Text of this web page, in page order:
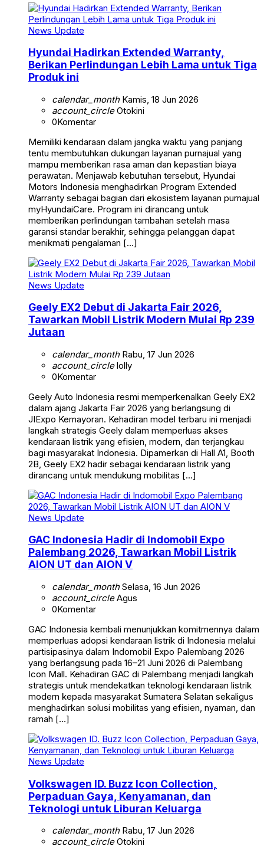
News Update
Hyundai Hadirkan Extended Warranty,
Berikan Perlindungan Lebih Lama untuk Tiga
Produk ini
calendar_monthKamis, 18 Jun 2026
account_circleOtokini
0Komentar
Memiliki kendaraan dalam jangka waktu yang panjang
tentu membutuhkan dukungan layanan purnajual yang
mampu memberikan rasa aman dan kepastian biaya
perawatan. Menjawab kebutuhan tersebut, Hyundai
Motors Indonesia menghadirkan Program Extended
Warranty sebagai bagian dari ekosistem layanan purnajual
myHyundaiCare. Program ini dirancang untuk
memberikan perlindungan tambahan setelah masa
garansi standar berakhir, sehingga pelanggan dapat
menikmati pengalaman […]
News Update
Geely EX2 Debut di Jakarta Fair 2026,
Tawarkan Mobil Listrik Modern Mulai Rp 239
Jutaan
calendar_monthRabu, 17 Jun 2026
account_circlelolly
0Komentar
Geely Auto Indonesia resmi memperkenalkan Geely EX2
dalam ajang Jakarta Fair 2026 yang berlangsung di
JIExpo Kemayoran. Kehadiran model terbaru ini menjadi
langkah strategis Geely dalam memperluas akses
kendaraan listrik yang efisien, modern, dan terjangkau
bagi masyarakat Indonesia. Dipamerkan di Hall A1, Booth
2B, Geely EX2 hadir sebagai kendaraan listrik yang
dirancang untuk mendukung mobilitas […]
News Update
GAC Indonesia Hadir di Indomobil Expo
Palembang 2026, Tawarkan Mobil Listrik
AION UT dan AION V
calendar_monthSelasa, 16 Jun 2026
account_circleAgus
0Komentar
GAC Indonesia kembali menunjukkan komitmennya dalam
memperluas adopsi kendaraan listrik di Indonesia melalui
partisipasinya dalam Indomobil Expo Palembang 2026
yang berlangsung pada 16–21 Juni 2026 di Palembang
Icon Mall. Kehadiran GAC di Palembang menjadi langkah
strategis untuk mendekatkan teknologi kendaraan listrik
modern kepada masyarakat Sumatera Selatan sekaligus
menghadirkan solusi mobilitas yang efisien, nyaman, dan
ramah […]
News Update
Volkswagen ID. Buzz Icon Collection,
Perpaduan Gaya, Kenyamanan, dan
Teknologi untuk Liburan Keluarga
calendar_monthRabu, 17 Jun 2026
account_circleOtokini